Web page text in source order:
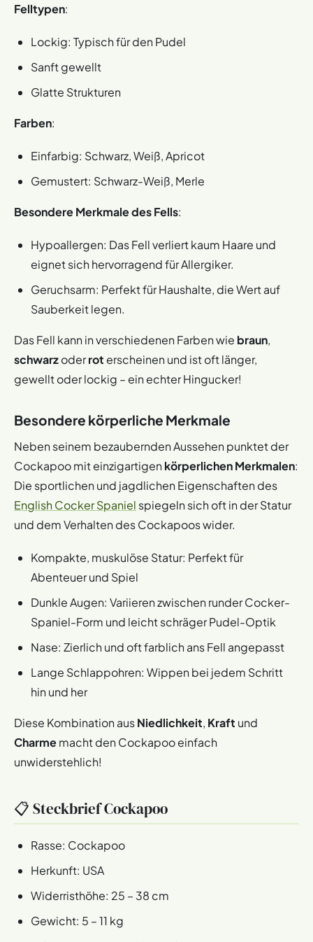
Felltypen:
Lockig: Typisch für den Pudel
Sanft gewellt
Glatte Strukturen
Farben:
Einfarbig: Schwarz, Weiß, Apricot
Gemustert: Schwarz-Weiß, Merle
Besondere Merkmale des Fells:
Hypoallergen: Das Fell verliert kaum Haare und
eignet sich hervorragend für Allergiker.
Geruchsarm: Perfekt für Haushalte, die Wert auf
Sauberkeit legen.
Das Fell kann in verschiedenen Farben wie braun,
schwarzoderrot erscheinen und ist oft länger,
gewellt oder lockig – ein echter Hingucker!
Besondere körperliche Merkmale
Neben seinem bezaubernden Aussehen punktet der
Cockapoo mit einzigartigenkörperlichen Merkmalen:
Die sportlichen und jagdlichen Eigenschaften des
English Cocker Spaniel spiegeln sich oft in der Statur
und dem Verhalten des Cockapoos wider.
Kompakte, muskulöse Statur: Perfekt für
Abenteuer und Spiel
Dunkle Augen: Variieren zwischen runder Cocker-
Spaniel-Form und leicht schräger Pudel-Optik
Nase: Zierlich und oft farblich ans Fell angepasst
Lange Schlappohren: Wippen bei jedem Schritt
hin und her
Diese Kombination ausNiedlichkeit, Kraft und
Charmemacht den Cockapoo einfach
unwiderstehlich!
📋 Steckbrief Cockapoo
Rasse: Cockapoo
Herkunft: USA
Widerristhöhe: 25 – 38 cm
Gewicht: 5 – 11 kg